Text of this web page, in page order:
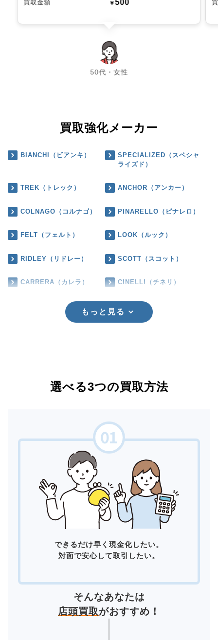
買取金額 ￥500
50代・女性
chevron_left chevron_right
買取強化メーカー
BIANCHI（ビアンキ）
SPECIALIZED（スペシャ
ライズド）
TREK（トレック） ANCHOR（アンカー）
COLNAGO（コルナゴ） PINARELLO（ピナレロ）
FELT（フェルト） LOOK（ルック）
RIDLEY（リドレー） SCOTT（スコット）
CARRERA（カレラ） CINELLI（チネリ）
もっと見る
選べる3つの買取方法
できるだけ早く現金化したい。
対面で安心して取引したい。
そんなあなたは
店頭買取がおすすめ！